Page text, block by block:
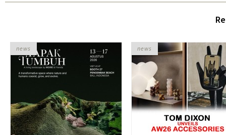
news news